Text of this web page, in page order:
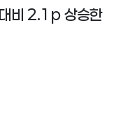
비 2.1p 상승한